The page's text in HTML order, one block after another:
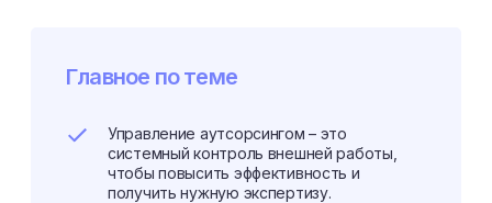
Главное по теме
Управление аутсорсингом – это
системный контроль внешней работы,
чтобы повысить эффективность и
получить нужную экспертизу.